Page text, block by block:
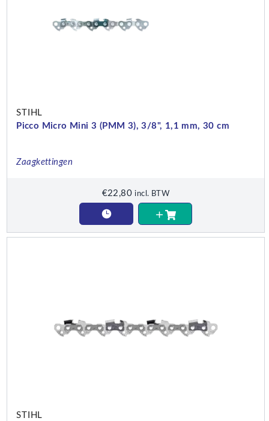
STIHL
Picco Micro Mini 3 (PMM 3), 3/8", 1,1 mm, 30 cm
Zaagkettingen
€22,80 incl. BTW
STIHL